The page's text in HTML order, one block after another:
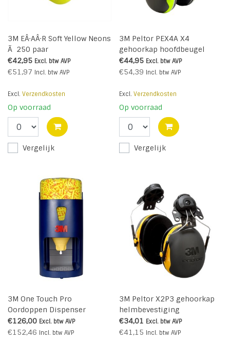
3M EÂ·AÂ·R Soft Yellow Neons
Ã 250 paar
€42,95 Excl. btw AVP
€51,97 Incl. btw AVP
Excl. Verzendkosten
Op voorraad
Vergelijk
3M Peltor PEX4A X4
gehoorkap hoofdbeugel
€44,95 Excl. btw AVP
€54,39 Incl. btw AVP
Excl. Verzendkosten
Op voorraad
Vergelijk
3M One Touch Pro
Oordoppen Dispenser
€126,00 Excl. btw AVP
€152,46 Incl. btw AVP
3M Peltor X2P3 gehoorkap
helmbevestiging
€34,01 Excl. btw AVP
€41,15 Incl. btw AVP